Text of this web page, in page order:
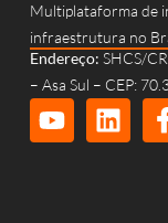
Multiplataforma de
infraestrutura no
Endereço: SHCS/
– Asa Sul – CEP: